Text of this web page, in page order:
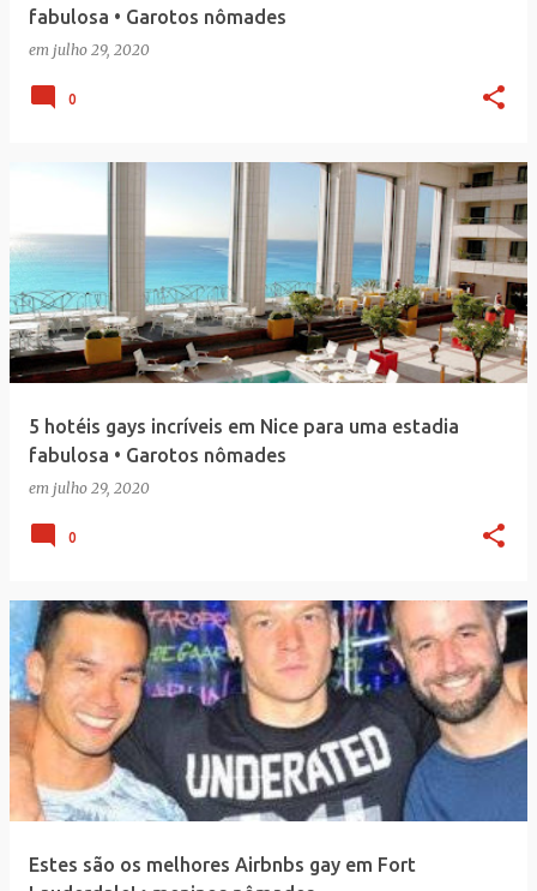
fabulosa • Garotos nômades
em julho 29, 2020
0
5 hotéis gays incríveis em Nice para uma estadia
fabulosa • Garotos nômades
em julho 29, 2020
0
Estes são os melhores Airbnbs gay em Fort